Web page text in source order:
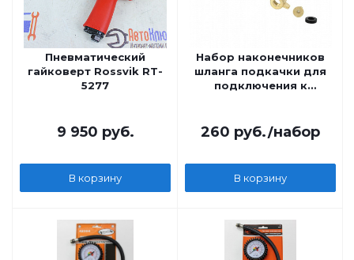
Пневматический
гайковерт Rossvik RT-
5277
9 950 руб.
В корзину
Набор наконечников
шланга подкачки для
подключения к
260 руб./набор
В корзину